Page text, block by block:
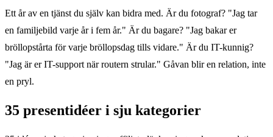
Ett år av en tjänst du själv kan bidra med. Är du fotograf? "Jag tar
en familjebild varje år i fem år." Är du bagare? "Jag bakar er
bröllopstårta för varje bröllopsdag tills vidare." Är du IT-kunnig?
"Jag är er IT-support när routern strular." Gåvan blir en relation, inte
en pryl.
35 presentidéer i sju kategorier